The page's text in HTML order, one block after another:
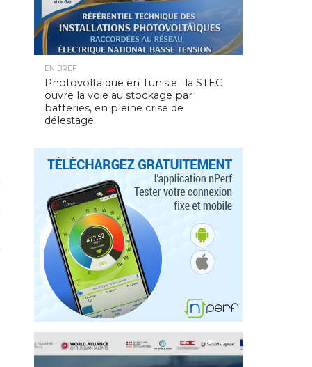
EN BREF
Photovoltaïque en Tunisie : la STEG
ouvre la voie au stockage par
batteries, en pleine crise de
délestage
4.9K